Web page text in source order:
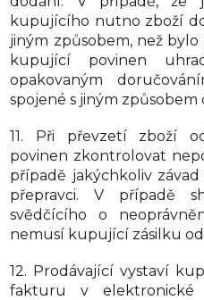
kupujícího nutno zboží
jiným způsobem, než
kupující povinen
opakovaným
spojené s jiným způsobem
11. Při převzetí zboží
povinen zkontrolovat
případě jakýchkoliv
přepravci. V případě
svědčícího o
nemusí kupující zásilku
12. Prodávající vystaví
fakturu v elektronické